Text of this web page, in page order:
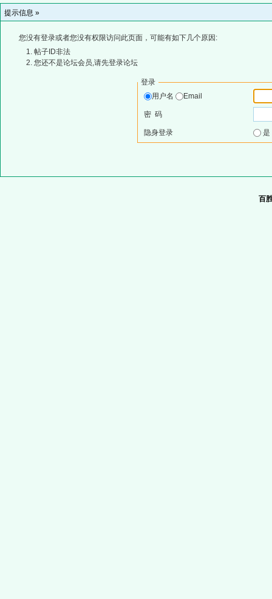
提示信息 »
您没有登录或者您没有权限访问此页面，可能有如下几个原因:
帖子ID非法
您还不是论坛会员,请先登录论坛
登录
用户名
Email
密 码
隐身登录
百